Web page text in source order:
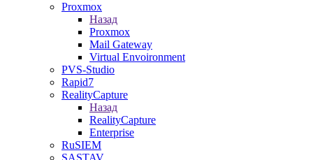
Proxmox
Назад
Proxmox
Mail Gateway
Virtual Envoironment
PVS-Studio
Rapid7
RealityCapture
Назад
RealityCapture
Enterprise
RuSIEM
SASTAV